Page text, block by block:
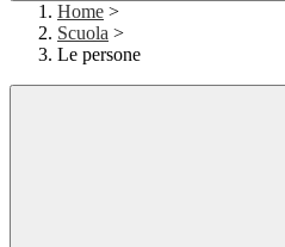
Home >
Scuola >
Le persone